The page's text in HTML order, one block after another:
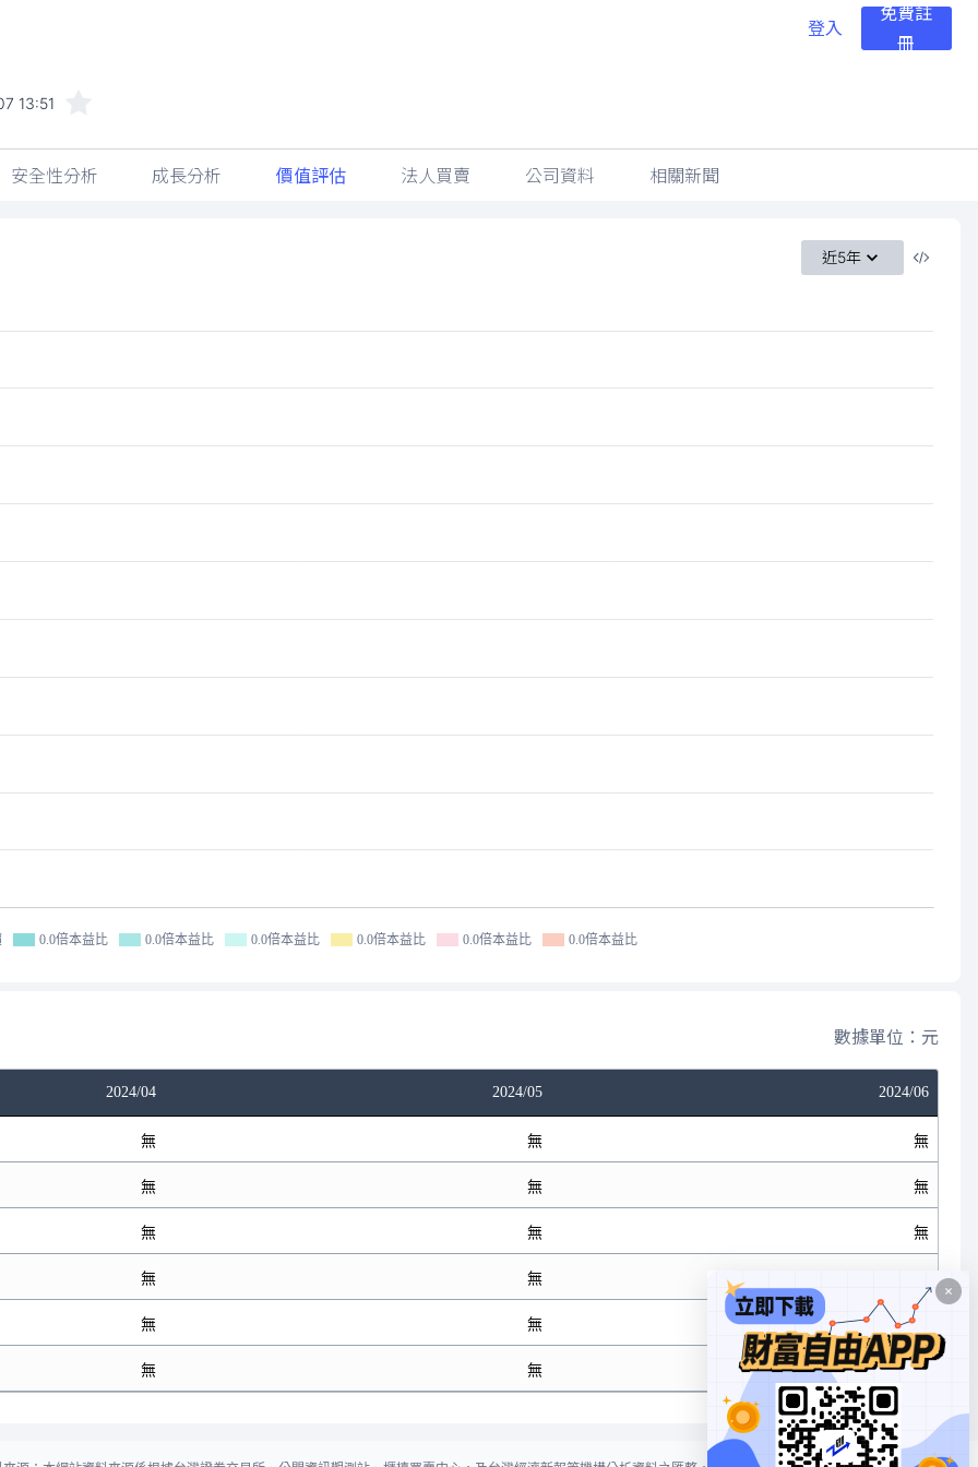
登入
免費註
冊
13:51
安全性分析 成長分析 價值評估 法人買賣 公司資料 相關新聞
近5年
0.0倍本益比 0.0倍本益比 0.0倍本益比 0.0倍本益比 0.0倍本益比 0.0倍本益比
數據單位：元
2024/04 2024/05 2024/06
無 無 無
無 無 無
無 無 無
無 無
無 無 無
無 無 無